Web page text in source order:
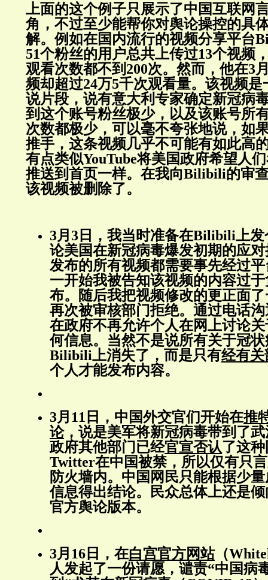
上面的这个例子只展示了中国互联网
角，不过至少能帮你对舆论操控的具
解。例如在国内流行的视频分享平台
51个粉丝的用户总共上传过13个视频
观看次数都不到200次。然而，他在3
频却超过24万5千次观看量。该视频
说片段，说有意大利专家确定新冠病
到这个账号粉丝极少，以及该账号所
次数都极少，可以毫不夸张地说，如
推手，这条视频几乎不可能有如此高
有点类似YouTube将美国政府希望人
推送到首页一样。在我向Bilibili的审
该视频被删除了。
3月3日，我当时准备在Bilibili上
论美国在新冠病毒爆发初期的应
发布的所有视频都需要事先经过
一开始我被告知该视频的内容过
布。随后我把视频修改的更正面
再次被审核部门拒绝。通过电话
在政府不再允许个人在网上讨论
何信息。当然不是说所有关于冠
Bilibili上消失了，而是只有经有关
个人才能发布内容。
3月11日，中国外交官们开始在推
论，说是美军将新冠病毒带到了
政府其他部门已经官宣否认了这
Twitter在中国被禁，所以仅有只
防火墙内。中国网民只能根据少
信息得出结论。民众总体上还是
官方舆论版本。
3月16日，在白宫官方网站（
人发起了一份请愿，谴责“中国病